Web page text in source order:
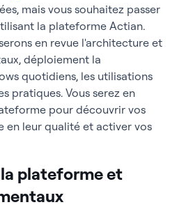
mais vous souhaitez passer
la plateforme Actian.
en revue l'architecture et
déploiement la
quotidiens, les utilisations
pratiques. Vous serez en
pour découvrir vos
en leur qualité et activer vos
plateforme et